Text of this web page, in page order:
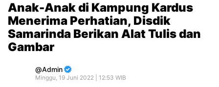
Anak-Anak di Kampung Kardus
Menerima Perhatian, Disdik
Samarinda Berikan Alat Tulis dan
Gambar
Admin
Minggu, 19 Juni 2022 | 12:53 WIB